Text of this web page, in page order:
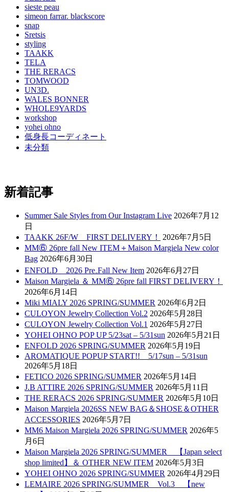
sieste peau
simeon farrar. blackscore
snap
Sretsis
styling
TAAKK
TELA
THE RERACS
TOMWOOD
UN3D.
WALES BONNER
WHOLE9YARDS
workshop
yohei ohno
低身長コーディネート
未分類
新着記事
Summer Sale Styles from Our Instagram Live 2026年7月12
日
TAAKK 26F/W FIRST DELIVERY！
2026年7月5日
MM⑥ 26pre fall New ITEM＋Maison Margiela New color
Bag 2026年6月30日
ENFOLD 2026 Pre₋Fall New Item 2026年6月27日
Maison Margiela ＆ MM⑥ 26pre fall FIRST DELIVERY！
2026年6月14日
Miki MIALY 2026 SPRING/SUMMER 2026年6月2日
CULOYON Jewelry Collection Vol.2 2026年5月28日
CULOYON Jewelry Collection Vol.1 2026年5月27日
YOHEI OHNO POP UP 5/23sat – 5/31sun 2026年5月21日
ENFOLD 2026 SPRING/SUMMER 2026年5月19日
AROMATIQUE POPUP START!! 5/17sun – 5/31sun
2026年5月18日
FETICO 2026 SPRING/SUMMER 2026年5月14日
J.B ATTIRE 2026 SPRING/SUMMER 2026年5月11日
THE RERACS 2026 SPRING/SUMMER 2026年5月10日
Maison Margiela 2026SS NEW BAG＆SHOSE＆OTHER
ACCESSORIES 2026年5月7日
MM6 Maison Margiela 2026 SPRING/SUMMER 2026年5
月6日
Maison Margiela 2026 SPRING/SUMMER 【Japan select
shop limited】＆ OTHER NEW ITEM 2026年5月3日
YOHEI OHNO 2026 SPRING/SUMMER 2026年4月29日
LEMAIRE 2026 SPRING/SUMMER Vol.3 【new